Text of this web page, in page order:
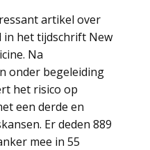
artikel over
in het tijdschrift New
Na
onder begeleiding
het risico op
een derde en
Er deden 889
mee in 55